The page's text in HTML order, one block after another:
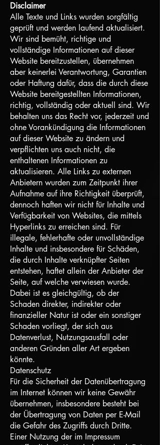
Disclaimer
Alle Texte und Links wurden sorgfältig
geprüft und werden laufend aktualisiert.
Wir sind bemüht, richtige und
vollständige Informationen auf dieser
Website bereitzustellen, übernehmen
aber keinerlei Verantwortung, Garantien
oder Haftung dafür, dass die durch diese
Website bereitgestellten Informationen,
richtig, vollständig oder aktuell sind. Wir
behalten uns das Recht vor, jederzeit und
ohne Vorankündigung die Informationen
auf dieser Website zu ändern und
verpflichten uns auch nicht, die
enthaltenen Informationen zu
aktualisieren. Alle Links zu externen
Anbietern wurden zum Zeitpunkt ihrer
Aufnahme auf ihre Richtigkeit überprüft,
dennoch haften wir nicht für Inhalte und
Verfügbarkeit von Websites, die mittels
Hyperlinks zu erreichen sind. Für
illegale, fehlerhafte oder unvollständige
Inhalte und insbesondere für Schäden,
die durch Inhalte verknüpfter Seiten
entstehen, haftet allein der Anbieter der
Seite, auf welche verwiesen wurde.
Dabei ist es gleichgültig, ob der
Schaden direkter, indirekter oder
finanzieller Natur ist oder ein sonstiger
Schaden vorliegt, der sich aus
Datenverlust, Nutzungsausfall oder
anderen Gründen aller Art ergeben
könnte.
Datenschutz
Für die Sicherheit der Datenübertragung
im Internet können wir keine Gewähr
übernehmen, insbesondere besteht bei
der Übertragung von Daten per E-Mail
die Gefahr des Zugriffs durch Dritte.
Einer Nutzung der im Impressum